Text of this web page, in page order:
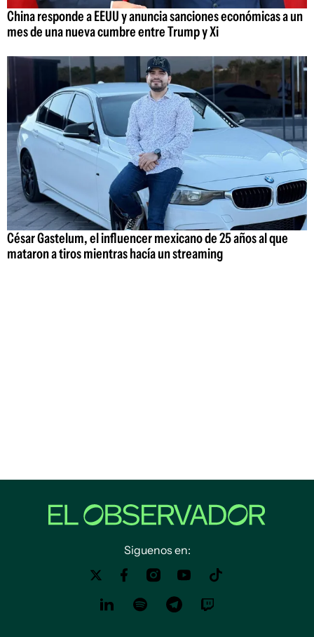
China responde a EEUU y anuncia sanciones económicas a un
mes de una nueva cumbre entre Trump y Xi
César Gastelum, el influencer mexicano de 25 años al que
mataron a tiros mientras hacía un streaming
Siguenos en: